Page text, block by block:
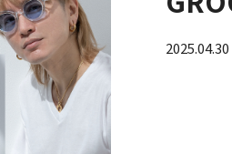
2025.04.30